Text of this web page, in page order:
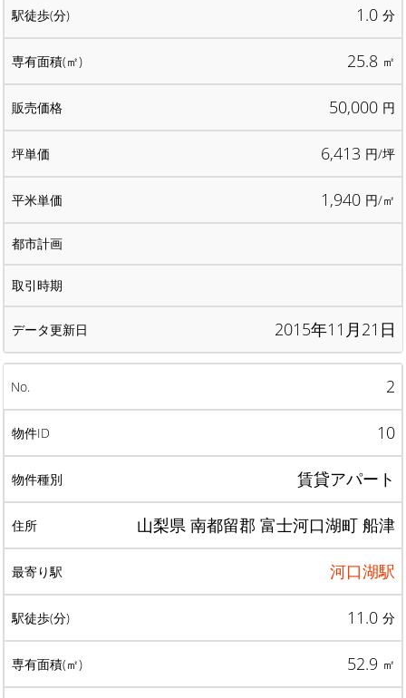
1.0 分
25.8 ㎡
50,000 円
6,413 円/坪
1,940 円/㎡
2015年11月21日
2
10
賃貸アパート
山梨県 南都留郡 富士河口湖町 船津
河口湖駅
11.0 分
52.9 ㎡